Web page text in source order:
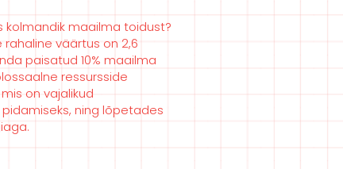
kolmandik maailma toidust?
rahaline väärtus on 2,6
paisatud 10% maailma
ressursside
on vajalikud
ning lõpetades